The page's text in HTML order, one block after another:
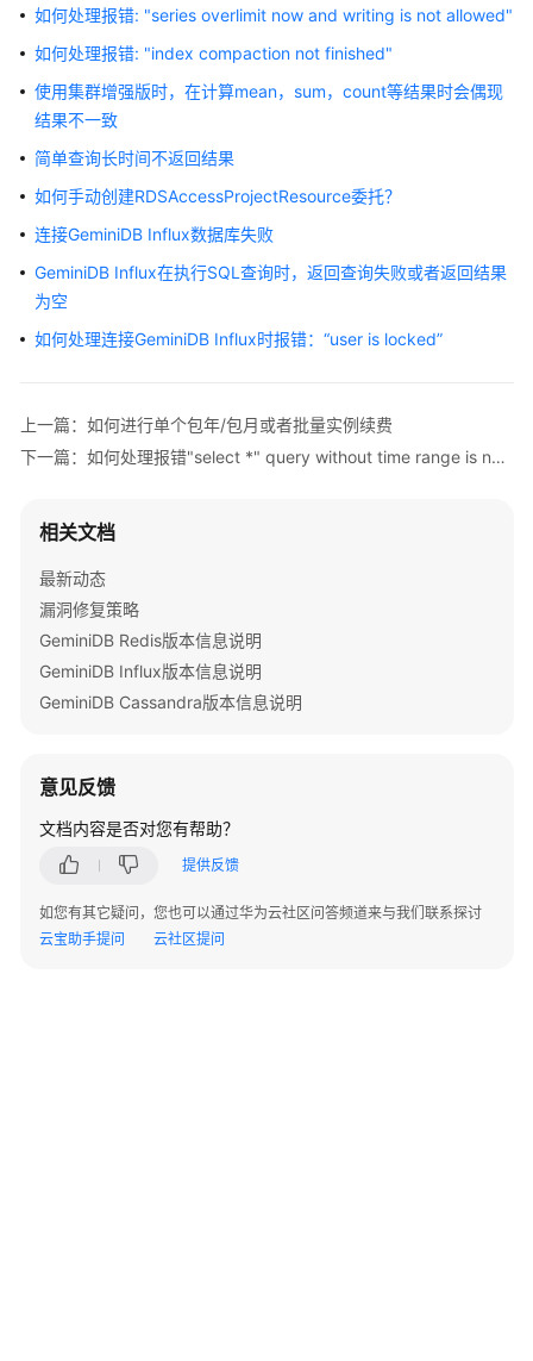
Redis
口
GeminiDB
接
口
品
绍
说
明
快
速
入
门
用
户
指
最
实
践
性
能
如何处理报错: "series overlimit now and writing is not allowed"
如何处理报错: "index compaction not finished"
使用集群增强版时，在计算mean，sum，count等结果时会偶现
结果不一致
简单查询长时间不返回结果
如何手动创建RDSAccessProjectResource委托？
连接GeminiDB Influx数据库失败
GeminiDB Influx在执行SQL查询时，返回查询失败或者返回结果
为空
如何处理连接GeminiDB Influx时报错：“user is locked”
上一篇：如何进行单个包年/包月或者批量实例续费
下一篇：如何处理报错"select *" query without time range is not allowed
相关文档
最新动态
漏洞修复策略
GeminiDB Redis版本信息说明
GeminiDB Influx版本信息说明
GeminiDB Cassandra版本信息说明
意见反馈
文档内容是否对您有帮助？
提供反馈
如您有其它疑问，您也可以通过华为云社区问答频道来与我们联系探讨
云宝助手提问
云社区提问